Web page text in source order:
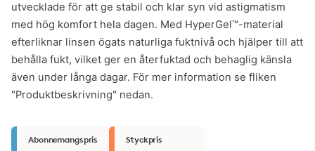
utvecklade för att ge stabil och klar syn vid astigmatism
med hög komfort hela dagen. Med HyperGel™-material
efterliknar linsen ögats naturliga fuktnivå och hjälper till att
behålla fukt, vilket ger en återfuktad och behaglig känsla
även under långa dagar. För mer information se fliken
"Produktbeskrivning" nedan.
Abonnemangspris Styckpris